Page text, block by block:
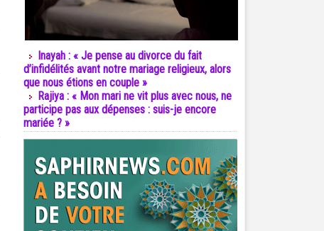
Inayah : « Je pense au divorce du fait
d’infidélités avant notre mariage religieux, alors
que nous étions en couple »
Rajiya : « Mon mari ne vit plus avec nous, ne
participe pas aux dépenses : suis-je encore
mariée ? »